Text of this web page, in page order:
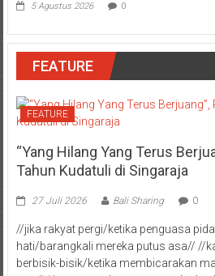
5 Agustus 2026 0
FEATURE
FEATURE
“Yang Hilang Yang Terus
Tahun Kudatuli di Singaraja
27 Juli 2026 Bali Sharing 0
//jika rakyat pergi/ketika penguasa
hati/barangkali mereka putus asa// //
berbisik-bisik/ketika membicarakan